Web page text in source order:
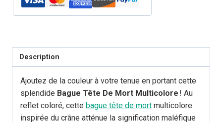
Crâne
Multicolore
Description
Ajoutez de la couleur à votre tenue en portant cette
splendide Bague Tête De Mort Multicolore ! Au
reflet coloré, cette bague tête de mort multicolore
inspirée du crâne atténue la signification maléfique